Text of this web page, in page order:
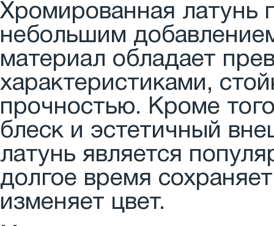
Хромированная латунь
небольшим
материал обладает
характеристиками,
прочностью. Кроме
блеск и эстетичный
латунь является
долгое время
изменяет цвет.